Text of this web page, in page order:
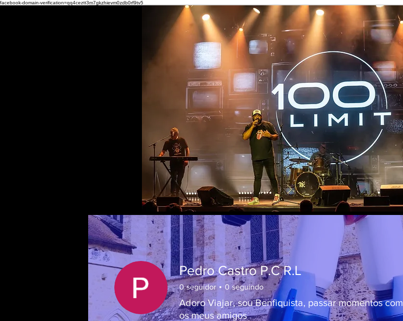
facebook-domain-verification=qq4ceztt3m7gkzhievm0zdb0rf9tv5
Pedro Castro P.C R.L
0 seguidor 0 seguindo
Adoro Viajar, sou Benfiquista, passar momentos com
os meus amigos